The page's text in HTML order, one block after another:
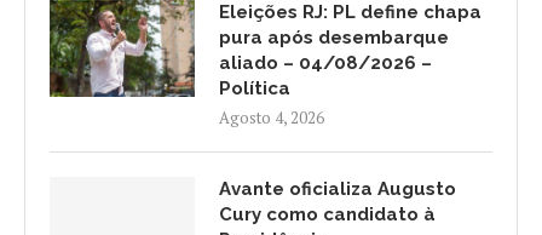
Eleições RJ: PL define chapa
pura após desembarque
aliado – 04/08/2026 –
Política
Agosto 4, 2026
Avante oficializa Augusto
Cury como candidato à